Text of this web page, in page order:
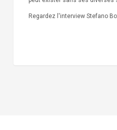
Regardez l'interview Stefano